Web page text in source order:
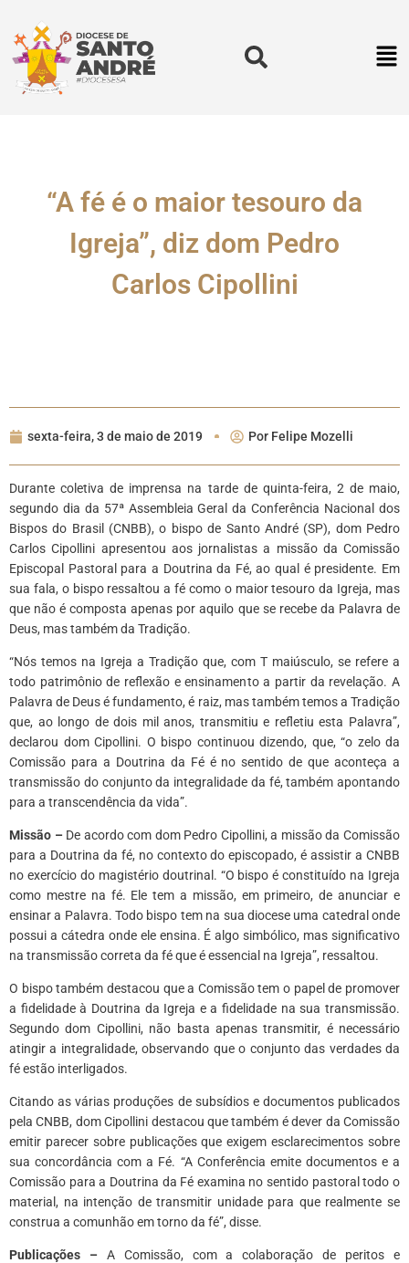
“A fé é o maior tesouro da
Igreja”, diz dom Pedro
Carlos Cipollini
sexta-feira, 3 de maio de 2019 Por Felipe Mozelli
Durante coletiva de imprensa na tarde de quinta-feira, 2 de maio,
segundo dia da 57ª Assembleia Geral da Conferência Nacional dos
Bispos do Brasil (CNBB), o bispo de Santo André (SP), dom Pedro
Carlos Cipollini apresentou aos jornalistas a missão da Comissão
Episcopal Pastoral para a Doutrina da Fé, ao qual é presidente. Em
sua fala, o bispo ressaltou a fé como o maior tesouro da Igreja, mas
que não é composta apenas por aquilo que se recebe da Palavra de
Deus, mas também da Tradição.
“Nós temos na Igreja a Tradição que, com T maiúsculo, se refere a
todo patrimônio de reflexão e ensinamento a partir da revelação. A
Palavra de Deus é fundamento, é raiz, mas também temos a Tradição
que, ao longo de dois mil anos, transmitiu e refletiu esta Palavra”,
declarou dom Cipollini. O bispo continuou dizendo, que, “o zelo da
Comissão para a Doutrina da Fé é no sentido de que aconteça a
transmissão do conjunto da integralidade da fé, também apontando
para a transcendência da vida”.
Missão – De acordo com dom Pedro Cipollini, a missão da Comissão
para a Doutrina da fé, no contexto do episcopado, é assistir a CNBB
no exercício do magistério doutrinal. “O bispo é constituído na Igreja
como mestre na fé. Ele tem a missão, em primeiro, de anunciar e
ensinar a Palavra. Todo bispo tem na sua diocese uma catedral onde
possui a cátedra onde ele ensina. É algo simbólico, mas significativo
na transmissão correta da fé que é essencial na Igreja”, ressaltou.
O bispo também destacou que a Comissão tem o papel de promover
a fidelidade à Doutrina da Igreja e a fidelidade na sua transmissão.
Segundo dom Cipollini, não basta apenas transmitir, é necessário
atingir a integralidade, observando que o conjunto das verdades da
fé estão interligados.
Citando as várias produções de subsídios e documentos publicados
pela CNBB, dom Cipollini destacou que também é dever da Comissão
emitir parecer sobre publicações que exigem esclarecimentos sobre
sua concordância com a Fé. “A Conferência emite documentos e a
Comissão para a Doutrina da Fé examina no sentido pastoral todo o
material, na intenção de transmitir unidade para que realmente se
construa a comunhão em torno da fé”, disse.
Publicações – A Comissão, com a colaboração de peritos e